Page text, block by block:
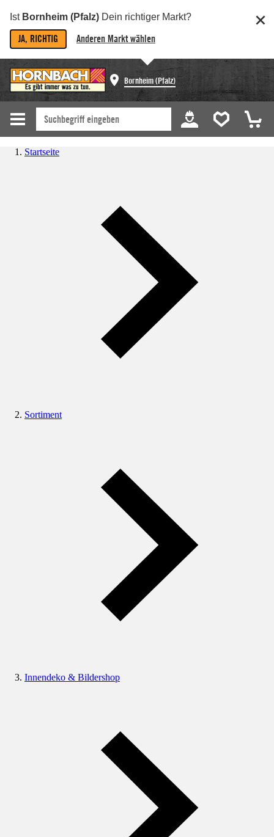
Ist Bornheim (Pfalz) Dein richtiger Markt?
JA, RICHTIG Anderen Markt wählen
Bornheim (Pfalz)
Startseite
Sortiment
Innendeko & Bildershop